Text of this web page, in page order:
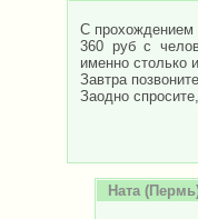
С прохождением
360 руб с
именно столько
Завтра
Заодно
Ната